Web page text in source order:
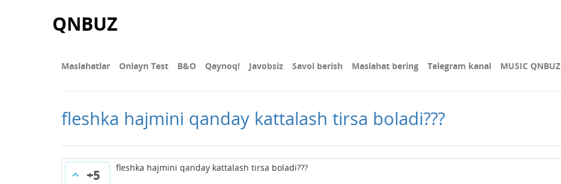
QNBUZ
Maslahatlar Onlayn Test В&О Qaynoq! Javobsiz Savol berish Maslahat bering Telegram kanal MUSIC QNBUZ
fleshka hajmini qanday kattalash tirsa boladi???
+5 fleshka hajmini qanday kattalash tirsa boladi???